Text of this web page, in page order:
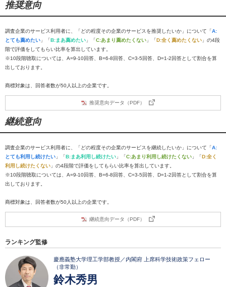
推奨意向
調査企業のサービス利用者に、「どの程度その企業のサービスを推奨したいか」について「A:
とても薦めたい 」「B:まあ薦めたい 」「C:あまり薦めたくない 」「D:全く薦めたくない 」の4段
階で評価をしてもらい比率を算出しています。
※10段階聴取については、A=9-10回答、B=6-8回答、C=3-5回答、D=1-2回答として割合を算
出しております。
商標対象は、回答者数が50人以上の企業です。
推奨意向データ（PDF）
継続意向
調査企業のサービス利用者に、「どの程度その企業のサービスを継続したいか」について「A:
とても利用し続けたい 」「B:まあ利用し続けたい 」「C:あまり利用し続けたくない 」「D:全く
利用し続けたくない 」の4段階で評価をしてもらい比率を算出しています。
※10段階聴取については、A=9-10回答、B=6-8回答、C=3-5回答、D=1-2回答として割合を算
出しております。
商標対象は、回答者数が50人以上の企業です。
継続意向データ（PDF）
ランキング監修
慶應義塾大学理工学部教授／内閣府 上席科学技術政策フェロー
（非常勤）
鈴木秀男